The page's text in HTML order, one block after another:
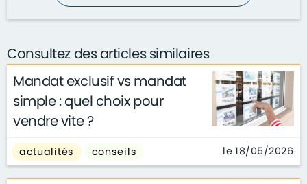
Consultez des articles similaires
Mandat exclusif vs mandat
simple : quel choix pour
vendre vite ?
actualités conseils le 18/05/2026